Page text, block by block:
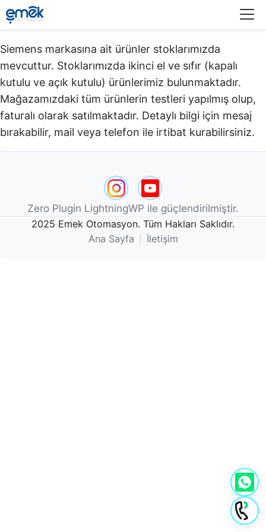
Siemens markasına ait ürünler stoklarımızda
mevcuttur. Stoklarımızda ikinci el ve sıfır (kapalı
kutulu ve açık kutulu) ürünlerimiz bulunmaktadır.​
Mağazamızdaki tüm ürünlerin testleri yapılmış olup,
faturalı olarak satılmaktadır. Detaylı bilgi için mesaj
bırakabilir, mail veya telefon ile irtibat kurabilirsiniz.
Zero Plugin LightningWP ile güçlendirilmiştir.
2025 Emek Otomasyon. Tüm Hakları Saklıdır.
Ana Sayfa
İletişim